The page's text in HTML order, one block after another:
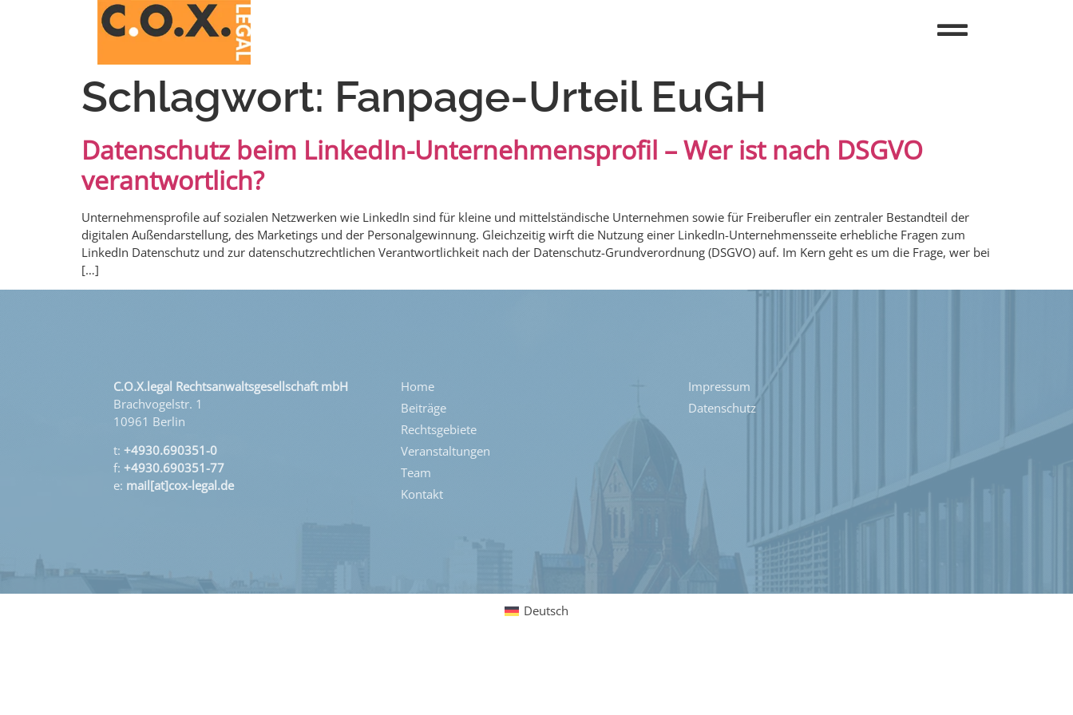
Schlagwort: Fanpage-Urteil EuGH
Datenschutz beim LinkedIn-Unternehmensprofil – Wer ist nach DSGVO
verantwortlich?
Unternehmensprofile auf sozialen Netzwerken wie LinkedIn sind für kleine und mittelständische Unternehmen sowie für Freiberufler ein zentraler Bestandteil der
digitalen Außendarstellung, des Marketings und der Personalgewinnung. Gleichzeitig wirft die Nutzung einer LinkedIn-Unternehmensseite erhebliche Fragen zum
LinkedIn Datenschutz und zur datenschutzrechtlichen Verantwortlichkeit nach der Datenschutz-Grundverordnung (DSGVO) auf. Im Kern geht es um die Frage, wer bei
[…]
C.O.X.legal Rechtsanwaltsgesellschaft mbH
Brachvogelstr. 1
10961 Berlin
t: +4930.690351-0
f: +4930.690351-77
e: mail[at]cox-legal.de
Home
Beiträge
Rechtsgebiete
Veranstaltungen
Team
Kontakt
Impressum
Datenschutz
Deutsch